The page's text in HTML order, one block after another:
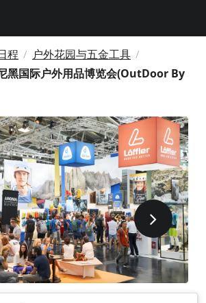
程 / 户外花园与五金工具 /
黑国际户外用品博览会(OutDoor By